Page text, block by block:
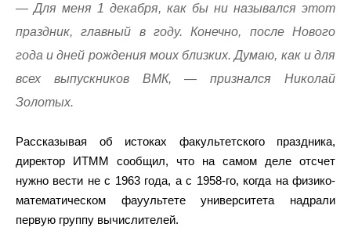
— Для меня 1 декабря, как бы ни назывался этот
праздник, главный в году. Конечно, после Нового
года и дней рождения моих близких. Думаю, как и для
всех выпускников ВМК, — признался Николай
Золотых.
Рассказывая об истоках факультетского праздника,
директор ИТММ сообщил, что на самом деле отсчет
нужно вести не с 1963 года, а с 1958-го, когда на физико-
математическом фауультете университета надрали
первую группу вычислителей.